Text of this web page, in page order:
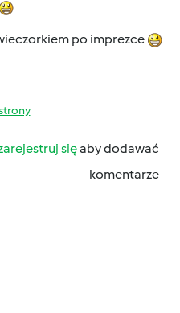
po imprezce
sięaby dodawać
komentarze